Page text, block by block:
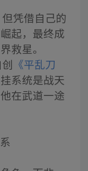
凭借自己的
起，最终成
救星。
《平乱刀
系统是战天
在武道一途